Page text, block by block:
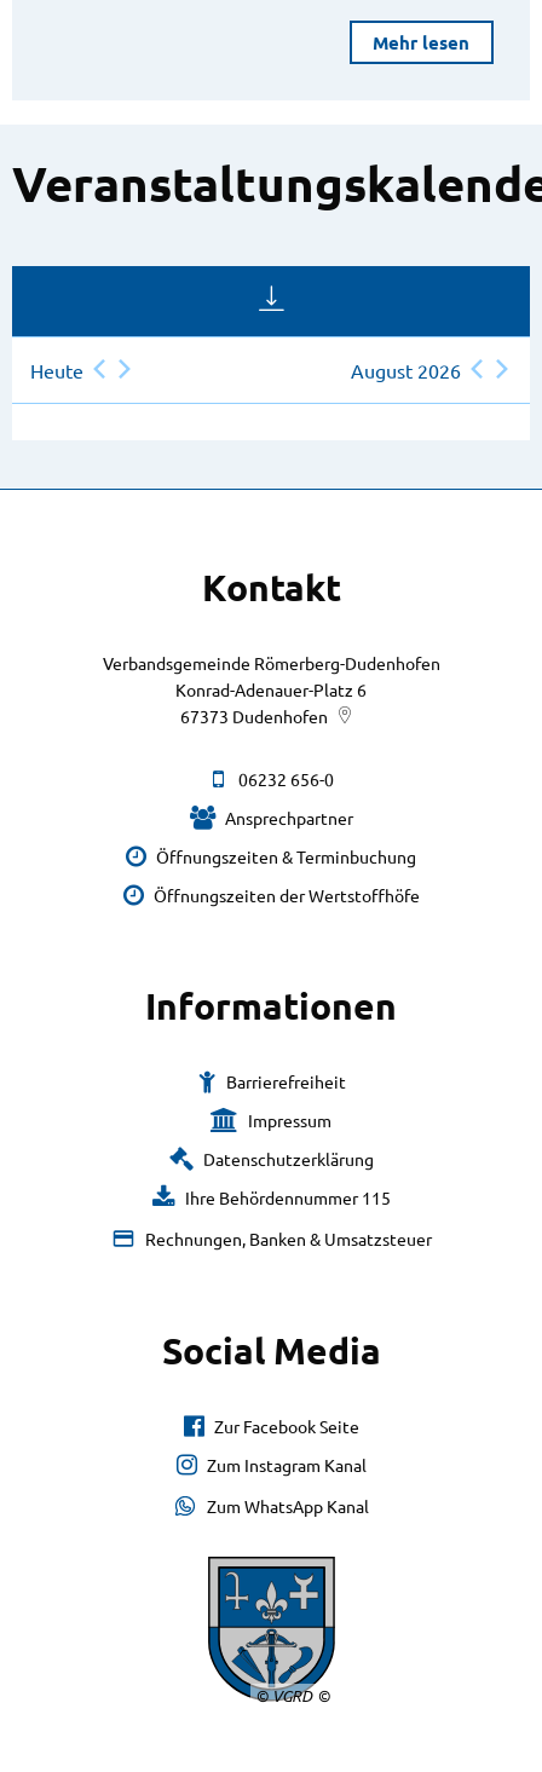
Mehr lesen
Heute August 2026
Kontakt
Verbandsgemeinde Römerberg-Dudenhofen
Konrad-Adenauer-Platz 6
67373 Dudenhofen
06232 656-0
Ansprechpartner
Öffnungszeiten & Terminbuchung
Öffnungszeiten der Wertstoffhöfe
Informationen
Barrierefreiheit
Impressum
Datenschutzerklärung
Ihre Behördennummer 115
Rechnungen, Banken & Umsatzsteuer
Social Media
Zur Facebook Seite
Zum Instagram Kanal
Zum WhatsApp Kanal
© VGRD